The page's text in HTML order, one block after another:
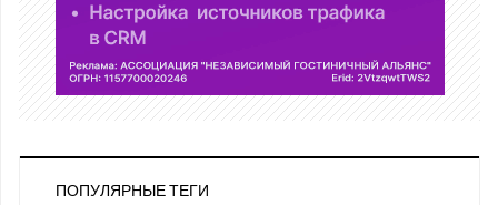
ПОПУЛЯРНЫЕ ТЕГИ